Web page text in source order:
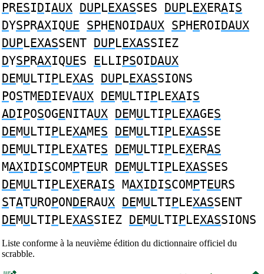
PRESIDIAUX DUPLEXASSES DUPLEXERAIS
DYSPRAXIQUE SPHENOIDAUX SPHEROIDAUX
DUPLEXASSENT DUPLEXASSIEZ
DYSPRAXIQUES ELLIPSOIDAUX
DEMULTIPLEXAS DUPLEXASSIONS
POSTMEDIEVAUX DEMULTIPLEXAIS
ADIPOSOGENITAUX DEMULTIPLEXAGES
DEMULTIPLEXAMES DEMULTIPLEXASSE
DEMULTIPLEXATES DEMULTIPLEXERAS
MAXIDISCOMPTEUR DEMULTIPLEXASSES
DEMULTIPLEXERAIS MAXIDISCOMPTEURS
STATUROPONDERAUX DEMULTIPLEXASSENT
DEMULTIPLEXASSIEZ DEMULTIPLEXASSIONS
Liste conforme à la neuvième édition du dictionnaire officiel du
scrabble.